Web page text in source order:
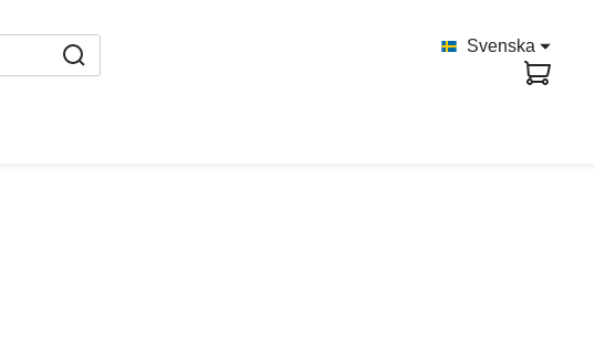
Svenska